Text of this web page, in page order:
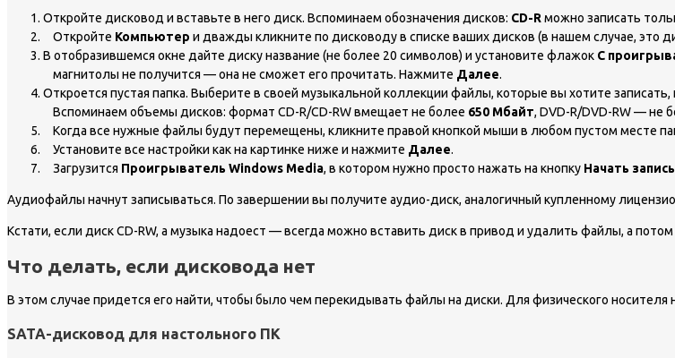
Откройте дисковод и вставьте в него диск. Вспоминаем обозначения дисков: CD-Rможно записать
Откройте Компьютер и дважды кликните по дисководу в списке ваших дисков (в нашем случае, это
В отобразившемся окне дайте диску название (не более 20 символов) и установите флажок С
магнитолы не получится — она не сможет его прочитать. Нажмите Далее.
Откроется пустая папка. Выберите в своей музыкальной коллекции файлы, которые вы хотите
Вспоминаем объемы дисков: формат CD-R/CD-RW вмещает не более 650 Мбайт, DVD-R/DVD-RW — не
Когда все нужные файлы будут перемещены, кликните правой кнопкой мыши в любом пустом месте
Установите все настройки как на картинке ниже и нажмите Далее.
Загрузится Проигрыватель Windows Media, в котором нужно просто нажать на кнопку Начать запись
Аудиофайлы начнут записываться. По завершении вы получите аудио-диск, аналогичный купленному
Кстати, если диск CD-RW, а музыка надоест — всегда можно вставить диск в привод и удалить файлы, а потом
Что делать, если дисковода нет
В этом случае придется его найти, чтобы было чем перекидывать файлы на диски. Для физического
SATA-дисковод для настольного ПК